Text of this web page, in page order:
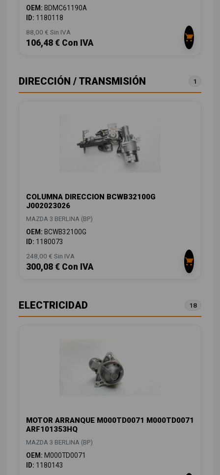
OEM: BDMC61190A
ID: 1180118
88,00 € Sin IVA
106,48 € Con IVA
DIRECCIÓN / TRANSMISIÓN 1
COLUMNA DIRECCION BCWB32100G
J002023026
MAZDA 3 BERLINA (BP)
OEM: BCWB32100G
ID: 1180073
248,00 € Sin IVA
300,08 € Con IVA
ELECTRICIDAD 18
MOTOR ARRANQUE M000TD0071 M000TD0071
ARF101353HQ
MAZDA 3 BERLINA (BP)
OEM: M000TD0071
ID: 1180143